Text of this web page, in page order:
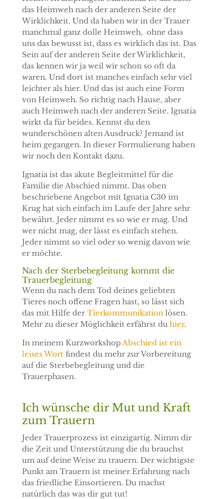
das Heimweh nach der anderen Seite der
Wirklichkeit. Und da haben wir in der Trauer
manchmal ganz dolle Heimweh, ohne dass
uns das bewusst ist, dass es wirklich das ist. Das
Sein auf der anderen Seite der Wirklichkeit,
das kennen wir ja weil wir schon so oft da
waren. Und dort ist manches einfach sehr viel
leichter als hier. Und das ist auch eine Form
von Heimweh. So richtig nach Hause, aber
auch Heimweh nach der anderen Seite. Ignatia
wirkt da für beides. Kennst du den
wunderschönen alten Ausdruck? Jemand ist
heim gegangen. In dieser Formulierung haben
wir noch den Kontakt dazu.
Ignatia ist das akute Begleitmittel für die
Familie die Abschied nimmt. Das oben
beschriebene Angebot mit Ignatia C30 im
Krug hat sich einfach im Laufe der Jahre sehr
bewährt. Jeder nimmt es so wie er mag. Und
wer nicht mag, der lässt es einfach stehen.
Jeder nimmt so viel oder so wenig davon wie
er möchte.
Nach der Sterbebegleitung kommt die
Trauerbegleitung
Wenn du nach dem Tod deines geliebten
Tieres noch offene Fragen hast, so lässt sich
das mit Hilfe der Tierkommunikation lösen.
Mehr zu dieser Möglichkeit erfährst du hier.
In meinem Kurzworkshop Abschied ist ein
leises Wort findest du mehr zur Vorbereitung
auf die Sterbebegleitung und die
Trauerphasen.
Ich wünsche dir Mut und Kraft
zum Trauern
Jeder Trauerprozess ist einzigartig. Nimm dir
die Zeit und Unterstützung die du brauchst
um auf deine Weise zu trauern. Der wichtigste
Punkt am Trauern ist meiner Erfahrung nach
das friedliche Einsortieren. Du machst
natürlich das was dir gut tut!